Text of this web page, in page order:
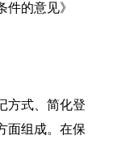
的意见》
方式、简化登
面组成。在保